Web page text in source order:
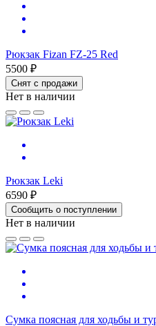
Рюкзак Fizan FZ-25 Red
5500 ₽
Снят с продажи
Нет в наличии
Рюкзак Leki
6590 ₽
Сообщить о поступлении
Нет в наличии
Сумка поясная для ходьбы и